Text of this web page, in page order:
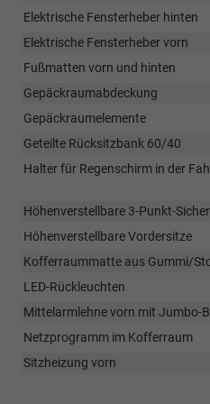
Elektrische Fensterheber hinten
Elektrische Fensterheber vorn
Fußmatten vorn und hinten
Gepäckraumabdeckung
Gepäckraumelemente
Geteilte Rücksitzbank 60/40
Halter für Regenschirm in der
Höhenverstellbare 3-Punkt-
Höhenverstellbare Vordersitze
Kofferraummatte aus Gummi/
LED-Rückleuchten
Mittelarmlehne vorn mit Jumbo-
Netzprogramm im Kofferraum
Sitzheizung vorn